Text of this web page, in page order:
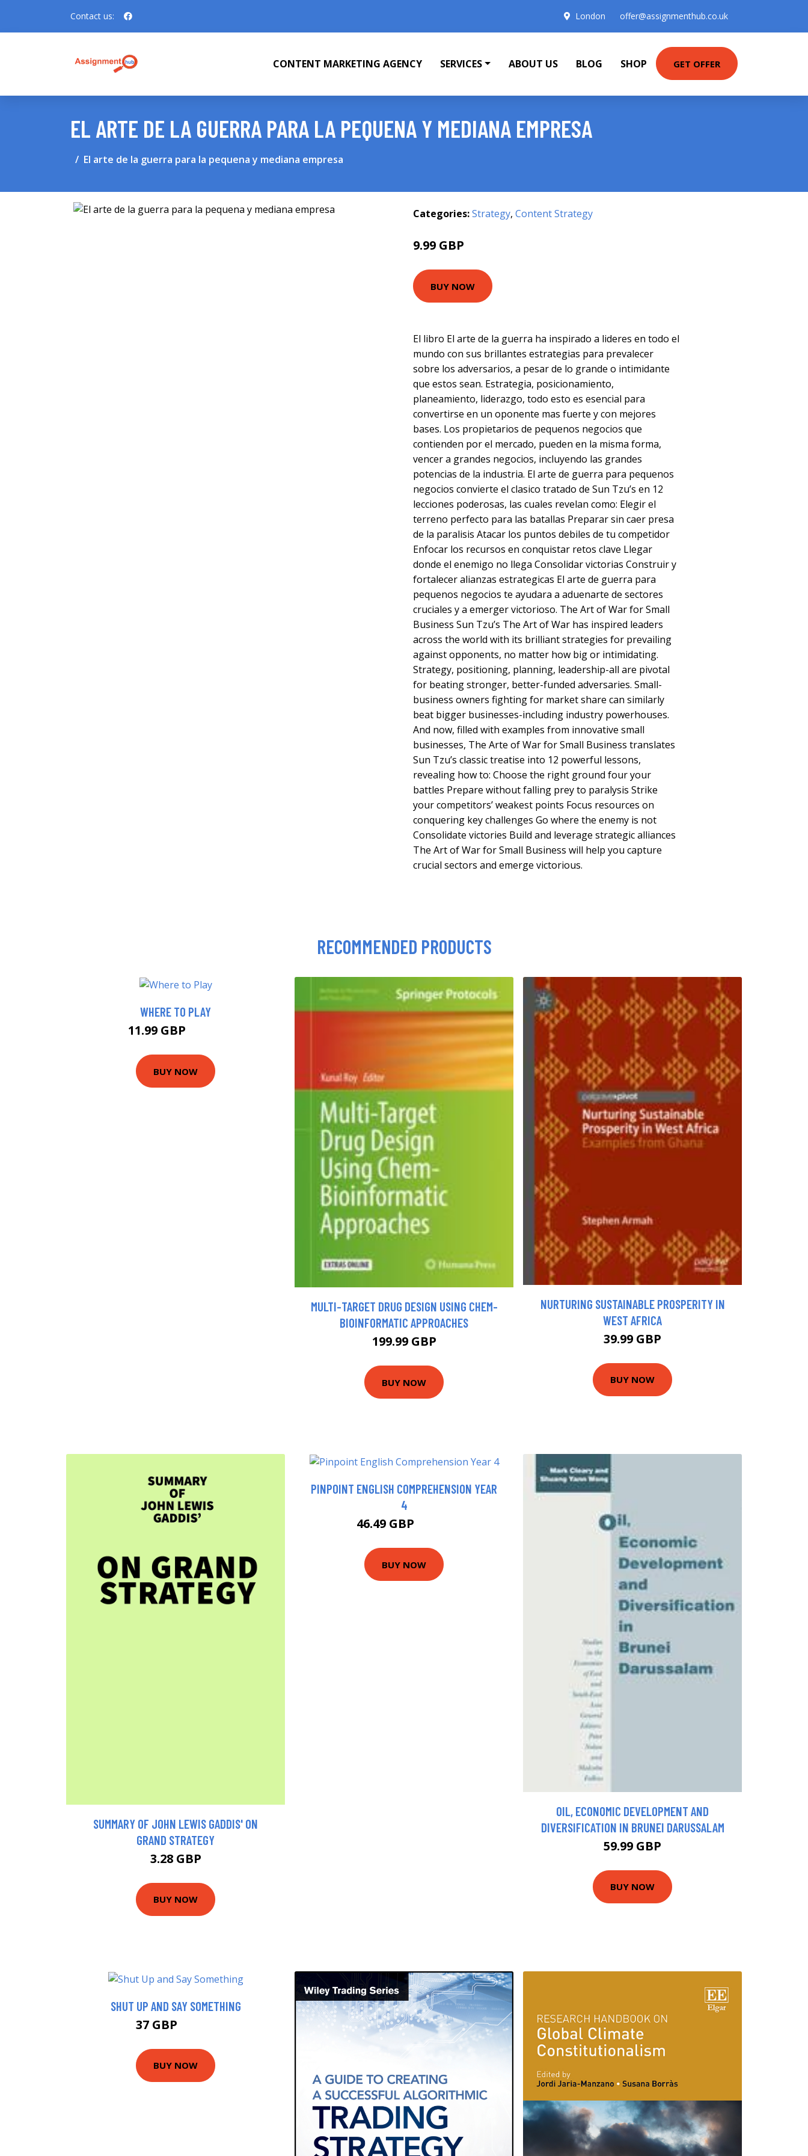
Contact us: London offer@assignmenthub.co.uk
CONTENT MARKETING AGENCY SERVICES ABOUT US BLOG SHOP GET OFFER
EL ARTE DE LA GUERRA PARA LA PEQUENA Y MEDIANA EMPRESA
El arte de la guerra para la pequena y mediana empresa
Categories:Strategy, Content Strategy
9.99 GBP
BUY NOW
El libro El arte de la guerra ha inspirado a lideres en todo el
mundo con sus brillantes estrategias para prevalecer
sobre los adversarios, a pesar de lo grande o intimidante
que estos sean. Estrategia, posicionamiento,
planeamiento, liderazgo, todo esto es esencial para
convertirse en un oponente mas fuerte y con mejores
bases. Los propietarios de pequenos negocios que
contienden por el mercado, pueden en la misma forma,
vencer a grandes negocios, incluyendo las grandes
potencias de la industria. El arte de guerra para pequenos
negocios convierte el clasico tratado de Sun Tzu’s en 12
lecciones poderosas, las cuales revelan como: Elegir el
terreno perfecto para las batallas Preparar sin caer presa
de la paralisis Atacar los puntos debiles de tu competidor
Enfocar los recursos en conquistar retos clave Llegar
donde el enemigo no llega Consolidar victorias Construir y
fortalecer alianzas estrategicas El arte de guerra para
pequenos negocios te ayudara a aduenarte de sectores
cruciales y a emerger victorioso. The Art of War for Small
Business Sun Tzu’s The Art of War has inspired leaders
across the world with its brilliant strategies for prevailing
against opponents, no matter how big or intimidating.
Strategy, positioning, planning, leadership-all are pivotal
for beating stronger, better-funded adversaries. Small-
business owners fighting for market share can similarly
beat bigger businesses-including industry powerhouses.
And now, filled with examples from innovative small
businesses, The Arte of War for Small Business translates
Sun Tzu’s classic treatise into 12 powerful lessons,
revealing how to: Choose the right ground four your
battles Prepare without falling prey to paralysis Strike
your competitors’ weakest points Focus resources on
conquering key challenges Go where the enemy is not
Consolidate victories Build and leverage strategic alliances
The Art of War for Small Business will help you capture
crucial sectors and emerge victorious.
RECOMMENDED PRODUCTS
WHERE TO PLAY
11.99 GBP
BUY NOW
MULTI-TARGET DRUG DESIGN USING CHEM-
BIOINFORMATIC APPROACHES
199.99 GBP
BUY NOW
NURTURING SUSTAINABLE PROSPERITY IN
WEST AFRICA
39.99 GBP
BUY NOW
SUMMARY OF JOHN LEWIS GADDIS' ON
GRAND STRATEGY
3.28 GBP
BUY NOW
PINPOINT ENGLISH COMPREHENSION YEAR
4
46.49 GBP
BUY NOW
OIL, ECONOMIC DEVELOPMENT AND
DIVERSIFICATION IN BRUNEI DARUSSALAM
59.99 GBP
BUY NOW
SHUT UP AND SAY SOMETHING
37 GBP
BUY NOW